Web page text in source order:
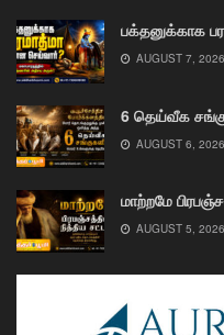
பக்தனுக்காக
AUGUST 7, 2026
6 தெய்வீக
AUGUST 6, 2026
மாற்றமே
AUGUST 5, 2026